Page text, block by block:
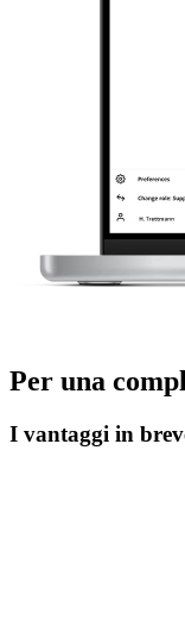
Per una
I vantaggi in